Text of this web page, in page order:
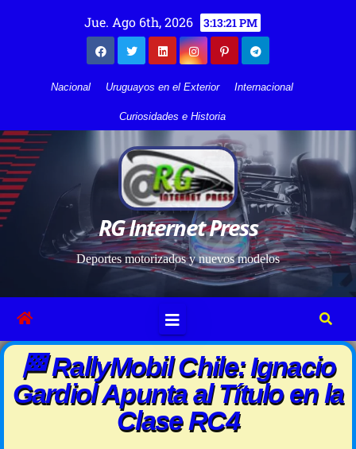
Jue. Ago 6th, 2026 3:13:21 PM
Nacional Uruguayos en el Exterior Internacional
Curiosidades e Historia
RG Internet Press
Deportes motorizados y nuevos modelos
🏁 RallyMobil Chile: Ignacio
Gardiol Apunta al Título en la
Clase RC4